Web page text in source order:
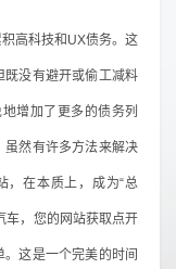
高科技和UX债务。这
既没有避开或偷工减料
增加了更多的债务列
虽然有许多方法来解决
，在本质上，成为“总
车，您的网站获取点开
这是一个完美的时间